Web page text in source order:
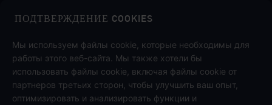
ПОДТВЕРЖДЕНИЕ COOKIES
Мы используем файлы cookie, которые необходимы для
работы этого веб-сайта. Мы также хотели бы
использовать файлы cookie, включая файлы cookie от
партнеров третьих сторон, чтобы улучшить ваш опыт,
оптимизировать и анализировать функции и
Оплачивайте безопасно, быстро и с удовольствием на
Midasbuy.
Подписаться на нас